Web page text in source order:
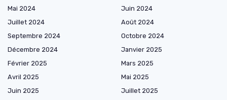
Mai 2024
Juin 2024
Juillet 2024
Août 2024
Septembre 2024
Octobre 2024
Décembre 2024
Janvier 2025
Février 2025
Mars 2025
Avril 2025
Mai 2025
Juin 2025
Juillet 2025